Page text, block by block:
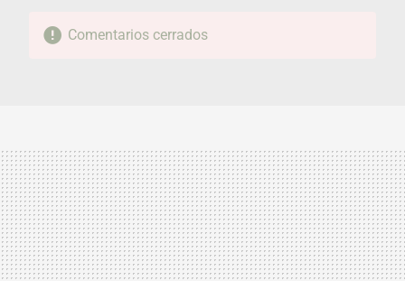
Comentarios cerrados